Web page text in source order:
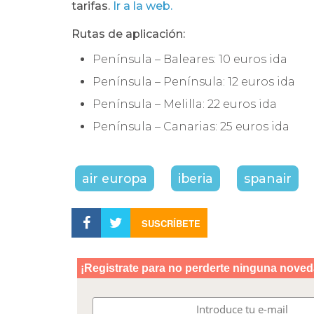
tarifas. Ir a la web.
Rutas de aplicación:
Península – Baleares: 10 euros ida
Península – Península: 12 euros ida
Península – Melilla: 22 euros ida
Península – Canarias: 25 euros ida
air europa iberia spanair
SUSCRÍBETE